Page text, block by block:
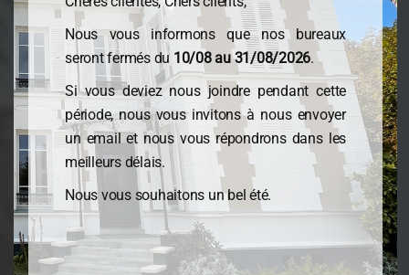
Pontoise
Ensemble pour Entreprendre
Depuis plus de 15 ans, vous accompagner dans
l’entrepreneuriat est notre priorité, vous apporter
le service adapté à vos besoins est notre volonté,
vous satisfaire est notre objectif dans un
environnement économique, fiscal et juridique en
perpétuel mouvement.
Nous vous informons que nos bureaux
seront fermés du 10/08 au 31/08/2026.
Si vous deviez nous joindre pendant cette
période, nous vous invitons à nous envoyer
un email et nous vous répondrons dans les
meilleurs délais.
Nous vous souhaitons un bel été.